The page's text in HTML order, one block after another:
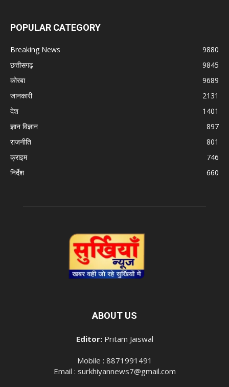
POPULAR CATEGORY
Breaking News
9880
छत्तीसगढ़
9845
कोरबा
9689
जानकारी
2131
देश
1401
ज्ञान विज्ञान
897
राजनीति
801
क्राइम
746
निर्देश
660
ABOUT US
Editor:Pritam Jaiswal
Mobile : 8871991491
Email : surkhiyannews7@gmail.com